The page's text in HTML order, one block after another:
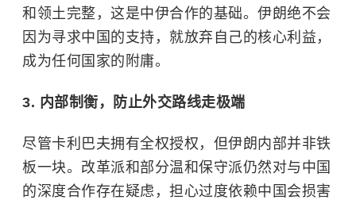
和领土完整，这是中伊合作的基础。伊朗绝不会
因为寻求中国的支持，就放弃自己的核心利益，
成为任何国家的附庸。
3. 内部制衡，防止外交路线走极端
尽管卡利巴夫拥有全权授权，但伊朗内部并非铁
板一块。改革派和部分温和保守派仍然对与中国
的深度合作存在疑虑，担心过度依赖中国会损害